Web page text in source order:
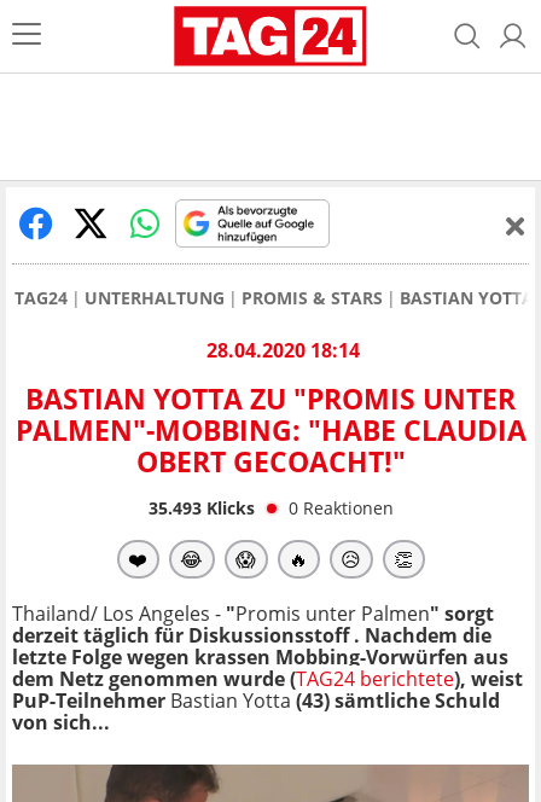
TAG24 UNTERHALTUNG PROMIS & STARS BASTIAN
28.04.2020 18:14
BASTIAN YOTTA ZU "PROMIS UNTER
PALMEN"-MOBBING: "HABE CLAUDIA
OBERT GECOACHT!"
35.493Klicks 0 Reaktionen
❤️ 😂 😱 🔥 😥 👏
Thailand/ Los Angeles - "Promis unter Palmen" sorgt
derzeit täglich für Diskussionsstoff . Nachdem die
letzte Folge wegen krassen Mobbing-Vorwürfen aus
dem Netz genommen wurde (TAG24 berichtete), weist
PuP-Teilnehmer Bastian Yotta (43) sämtliche Schuld
von sich...